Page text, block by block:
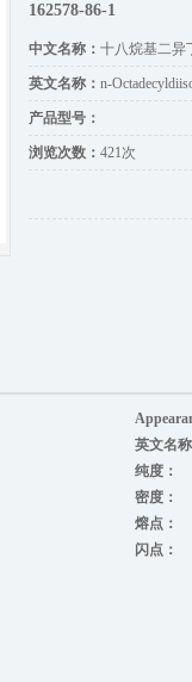
162578-86-1
中文名称： 十八烷基二异
英文名称： n-
产品型号：
浏览次数： 421次
英文名
纯度：
密度：
熔点：
闪点：